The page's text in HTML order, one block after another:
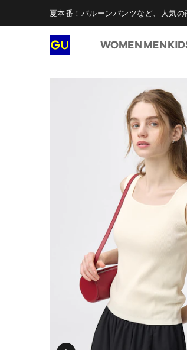
夏本番！バルーンパンツなど、人気の
WOMEN MEN